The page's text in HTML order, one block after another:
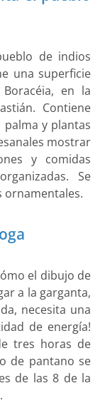
de indios
una superficie
en la
Contiene
y plantas
mostrar
y comidas
Se
ornamentales.
el dibujo de
a la garganta,
necesita una
de energía!
tres horas de
de pantano se
de las 8 de la